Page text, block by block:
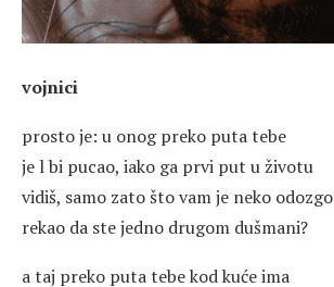
vojnici
prosto je: u onog preko puta tebe
je l bi pucao, iako ga prvi put u životu
vidiš, samo zato što vam je neko odozgo
rekao da ste jedno drugom dušmani?
a taj preko puta tebe kod kuće ima